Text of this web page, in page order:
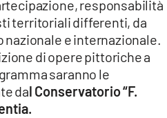
responsabilità
territoriali differenti, da
nazionale e internazionale.
di opere pittoriche a
saranno le
dal Conservatorio “F.